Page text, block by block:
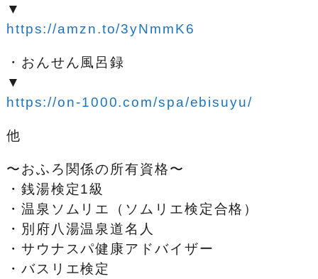
▼
https://amzn.to/3yNmmK6
・おんせん風呂録
▼
https://on-1000.com/spa/ebisuyu/
他
〜おふろ関係の所有資格〜
・銭湯検定1級
・温泉ソムリエ（ソムリエ検定合格）
・別府八湯温泉道名人
・サウナスパ健康アドバイザー
・バスリエ検定